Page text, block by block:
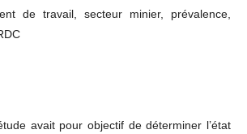
de travail, secteur minier, prévalence,
avait pour objectif de déterminer l’état